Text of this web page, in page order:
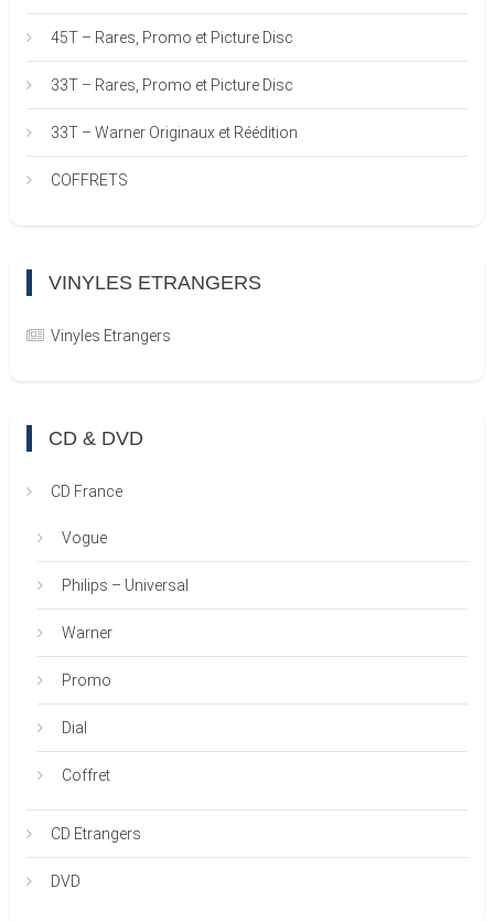
45T – Rares, Promo et Picture Disc
33T – Rares, Promo et Picture Disc
33T – Warner Originaux et Réédition
COFFRETS
VINYLES ETRANGERS
Vinyles Etrangers
CD & DVD
CD France
Vogue
Philips – Universal
Warner
Promo
Dial
Coffret
CD Etrangers
DVD